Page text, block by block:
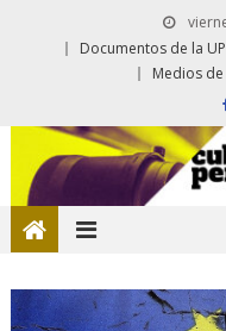
Documentos de la
Medios